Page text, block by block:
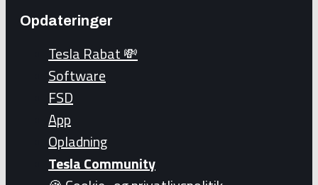
Opdateringer
Tesla Rabat 💸
Software
FSD
App
Opladning
Tesla Community